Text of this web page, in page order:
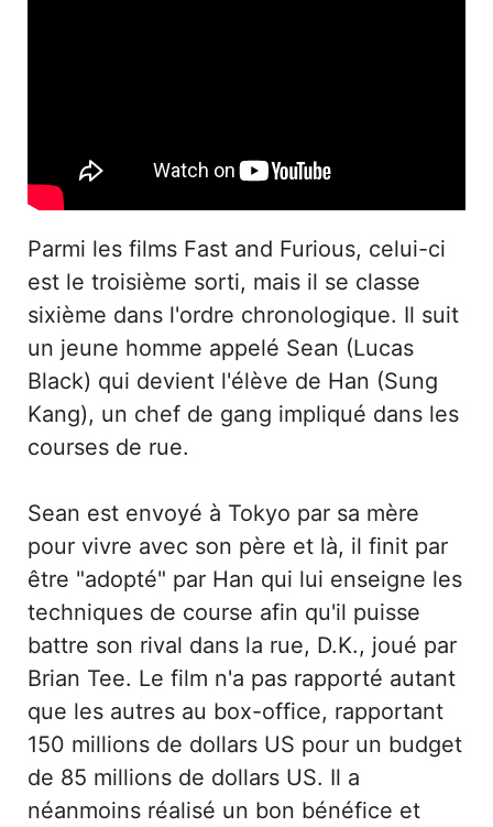
Parmi les films Fast and Furious, celui-ci
est le troisième sorti, mais il se classe
sixième dans l'ordre chronologique. Il suit
un jeune homme appelé Sean (Lucas
Black) qui devient l'élève de Han (Sung
Kang), un chef de gang impliqué dans les
courses de rue.
Sean est envoyé à Tokyo par sa mère
pour vivre avec son père et là, il finit par
être "adopté" par Han qui lui enseigne les
techniques de course afin qu'il puisse
battre son rival dans la rue, D.K., joué par
Brian Tee. Le film n'a pas rapporté autant
que les autres au box-office, rapportant
150 millions de dollars US pour un budget
de 85 millions de dollars US. Il a
néanmoins réalisé un bon bénéfice et